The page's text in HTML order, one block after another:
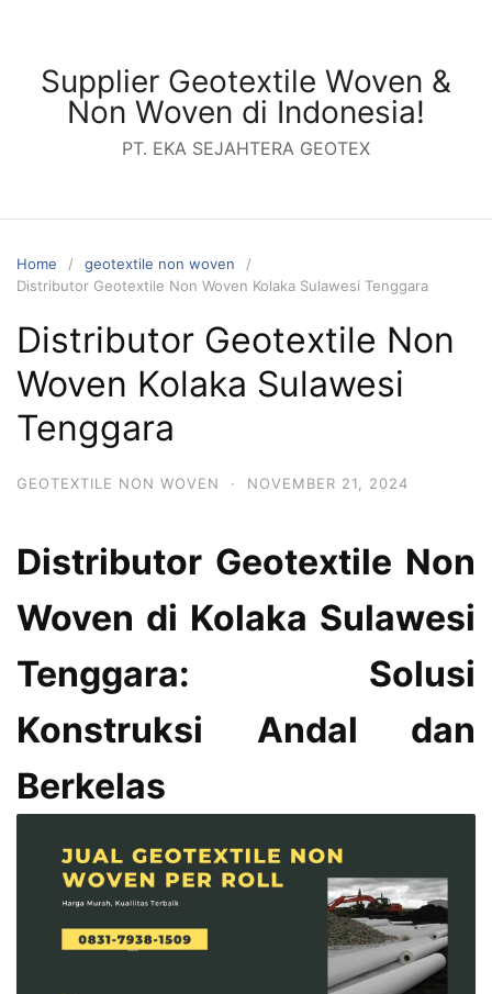
contentSupplier Geotextile Woven &
Non Woven di Indonesia!
PT. EKA SEJAHTERA GEOTEX
Home
geotextile non woven
Distributor Geotextile Non Woven Kolaka Sulawesi Tenggara
Distributor Geotextile Non
Woven Kolaka Sulawesi
Tenggara
GEOTEXTILE NON WOVEN · NOVEMBER 21, 2024
Distributor Geotextile Non
Woven di Kolaka Sulawesi
Tenggara: Solusi
Konstruksi Andal dan
Berkelas